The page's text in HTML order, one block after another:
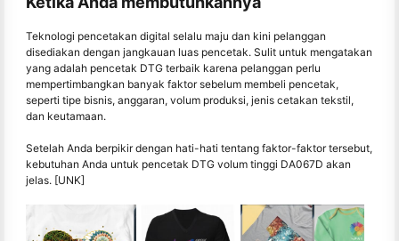
Teknologi pencetakan digital selalu maju dan kini pelanggan
disediakan dengan jangkauan luas pencetak. Sulit untuk mengatakan
yang adalah pencetak DTG terbaik karena pelanggan perlu
mempertimbangkan banyak faktor sebelum membeli pencetak,
seperti tipe bisnis, anggaran, volum produksi, jenis cetakan tekstil,
dan keutamaan.
Setelah Anda berpikir dengan hati-hati tentang faktor-faktor tersebut,
kebutuhan Anda untuk pencetak DTG volum tinggi DA067D akan
jelas. [UNK]